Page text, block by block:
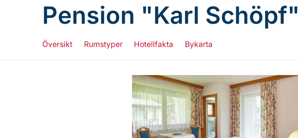
Pension "Karl Schöpf"
Översikt Rumstyper Hotellfakta Bykarta